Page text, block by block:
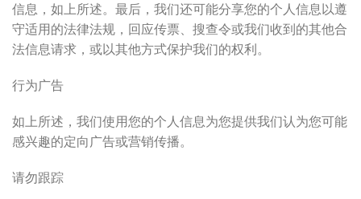
信息，如上所述。最后，我们还可能分享您的个人信息以遵
守适用的法律法规，回应传票、搜查令或我们收到的其他合
法信息请求，或以其他方式保护我们的权利。
行为广告
如上所述，我们使用您的个人信息为您提供我们认为您可能
感兴趣的定向广告或营销传播。
请勿跟踪